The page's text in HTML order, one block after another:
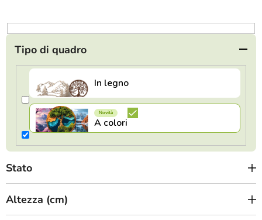
o
d
t
t
i
Tipo di quadro
Stato
Altezza (cm)